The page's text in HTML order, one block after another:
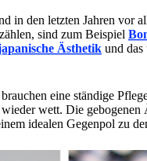
in den letzten Jahren
sind zum Beispiel
Ästhetik und das
eine ständige
wett. Die
idealen Gegenpol zu